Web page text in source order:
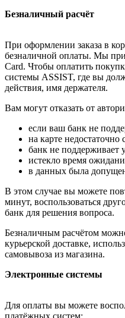
Безналичный расчёт
При оформлении заказа в
безналичной оплаты. Мы
Card. Чтобы оплатить
системы ASSIST, где вы
действия, имя держателя.
Вам могут отказать от
если ваш банк не
на карте недостаточно
банк не поддерживает
истекло время
в данных была
В этом случае вы можете
минут, воспользоваться
банк для решения вопроса.
Безналичным расчётом
курьерской доставке,
самовывоза из магазина.
Электронные системы
Для оплаты вы можете